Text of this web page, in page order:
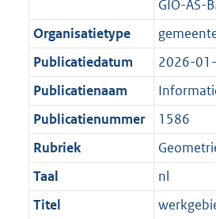
m
a
a
t
r
m
a
a
t
n
d
e
:
1
K
b
GIO-AS-
Organisatietype
Publicatiedatum
2026-
Publicatienaam
Publicatienummer
1586
Rubriek
Taal
nl
Titel